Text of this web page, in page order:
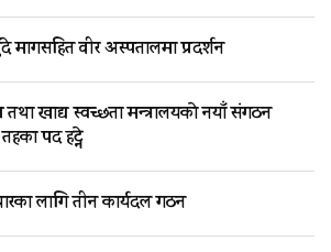
मागसहित वीर अस्पतालमा प्रदर्शन
तथा खाद्य स्वच्छता मन्त्रालयकाे नयाँ संगठन
पद हट्ने
लागि तीन कार्यदल गठन